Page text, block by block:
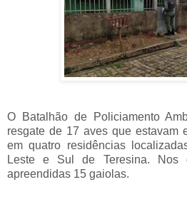
O Batalhão de Policiamento
resgate de 17 aves que estavam
em quatro residências
Leste e Sul de Teresina. Nos
apreendidas 15 gaiolas.